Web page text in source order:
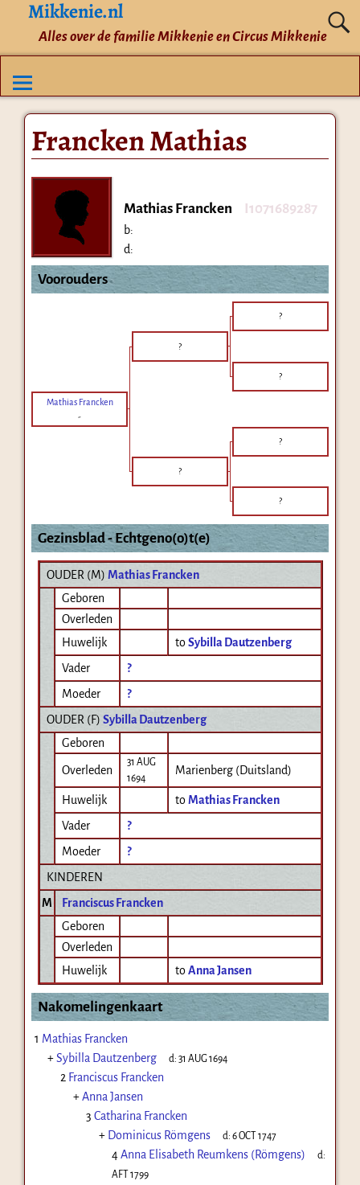
Mikkenie.nl
Alles over de familie Mikkenie en Circus Mikkenie
Francken Mathias
Mathias Francken I1071689287
b:
d:
Voorouders
?
?
?
Mathias Francken
-
?
?
?
Gezinsblad - Echtgeno(o)t(e)
OUDER (M) Mathias Francken
Geboren
Overleden
Huwelijk
toSybilla Dautzenberg
Vader
?
Moeder
?
OUDER (F) Sybilla Dautzenberg
Geboren
Overleden
31 AUG
1694
Marienberg (Duitsland)
Huwelijk toMathias Francken
Vader
?
Moeder
?
KINDEREN
M
Franciscus Francken
Geboren
Overleden
Huwelijk
toAnna Jansen
Nakomelingenkaart
1 Mathias Francken
+Sybilla Dautzenberg d:31 AUG 1694
2 Franciscus Francken
+Anna Jansen
3 Catharina Francken
+ Dominicus Römgens d:6 OCT 1747
4Anna Elisabeth Reumkens (Römgens)
d:
AFT 1799